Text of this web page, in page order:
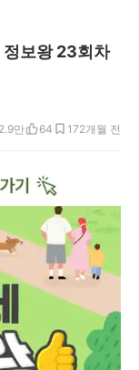
보왕 23회차
2개월 전
만 64 17